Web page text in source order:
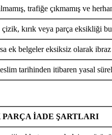
trafiğe çıkmamış ve
kırık veya parça eksikliği
ek belgeler eksiksiz olarak
tarihinden itibaren yasal
PARÇA İADE ŞARTLARI